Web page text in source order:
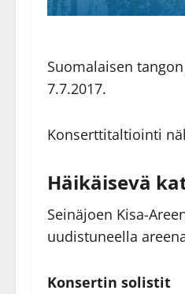
Suomalaisen
7.7.2017.
Konserttitaltiointi
Häikäisevä
Seinäjoen Kisa-
uudistuneella
Konsertin solistit